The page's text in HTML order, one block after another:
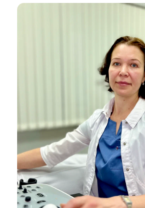
Шанина Виктория
Александровна
Записаться на приём